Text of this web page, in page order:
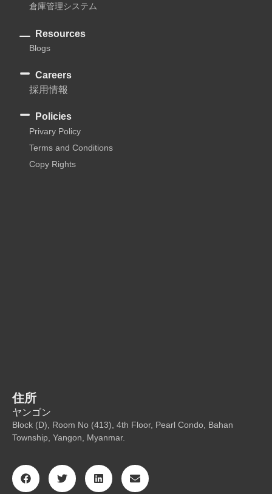
倉庫管理システム
Resources
Blogs
Careers
採用情報
Policies
Privary Policy
Terms and Conditions
Copy Rights
住所
ヤンゴン
Block (D), Room No (413), 4th Floor, Pearl Condo, Bahan
Township, Yangon, Myanmar.